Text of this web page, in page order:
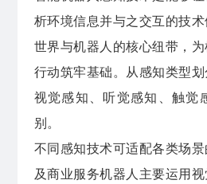
析环境信息并与之交互的技
世界与机器人的核心纽带，
行动筑牢基础。从感知类型
视觉感知、听觉感知、触觉
别。
不同感知技术可适配各类场
及商业服务机器人主要运用